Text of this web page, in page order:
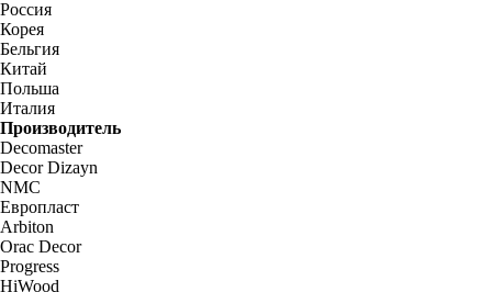
Россия
Корея
Бельгия
Китай
Польша
Италия
Производитель
Decomaster
Decor Dizayn
NMC
Европласт
Arbiton
Orac Decor
Progress
HiWood